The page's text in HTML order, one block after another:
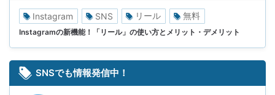
Instagram SNS リール 無料
Instagramの新機能！「リール」の使い方とメリット・デメリット
SNSでも情報発信中！